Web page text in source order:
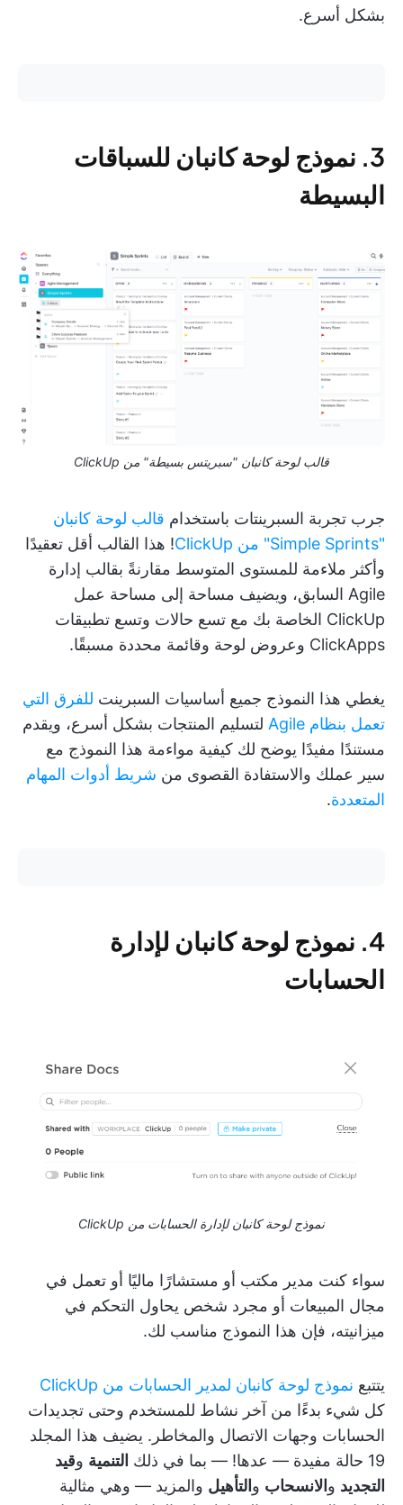
بشكل أسرع.
3. نموذج لوحة كانبان للسباقات
البسيطة
قالب لوحة كانبان "سبريتس بسيطة" من ClickUp
جرب تجربة السبرينتات باستخدام قالب لوحة كانبان
"Simple Sprints" من ClickUp
! هذا القالب أقل تعقيدًا
وأكثر ملاءمة للمستوى المتوسط مقارنةً بقالب إدارة
Agile السابق، ويضيف مساحة إلى مساحة عمل
ClickUp الخاصة بك مع تسع حالات وتسع تطبيقات
ClickApps وعروض لوحة وقائمة محددة مسبقًا.
يغطي هذا النموذج جميع أساسيات السبرينت للفرق التي
تعمل بنظام Agile
لتسليم المنتجات بشكل أسرع، ويقدم
مستندًا مفيدًا يوضح لك كيفية مواءمة هذا النموذج مع
سير عملك والاستفادة القصوى من شريط أدوات المهام
المتعددة.
4. نموذج لوحة كانبان لإدارة
الحسابات
نموذج لوحة كانبان لإدارة الحسابات من ClickUp
سواء كنت مدير مكتب أو مستشارًا ماليًا أو تعمل في
مجال المبيعات أو مجرد شخص يحاول التحكم في
ميزانيته، فإن هذا النموذج مناسب لك.
يتتبع نموذج لوحة كانبان لمدير الحسابات من ClickUp
كل شيء بدءًا من آخر نشاط للمستخدم وحتى تجديدات
الحسابات وجهات الاتصال والمخاطر. يضيف هذا المجلد
19 حالة مفيدة — عدها! — بما في ذلك
التنمية وقيد
التجديد والانسحاب والتأهيل والمزيد — وهي مثالية